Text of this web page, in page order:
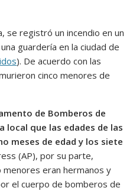
se registró un incendio en un
guardería en la ciudad de
). De acuerdo con las
cinco menores de
de Bomberos de
local que las edades de las
meses de edad y los siete
(AP), por su parte,
eran hermanos y
el cuerpo de bomberos de